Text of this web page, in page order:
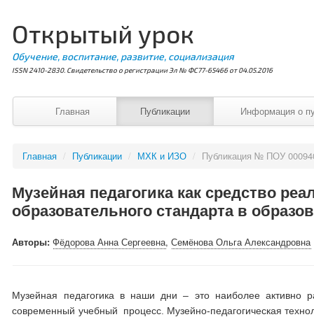
Открытый урок
Обучение, воспитание, развитие, социализация
ISSN 2410-2830. Свидетельство о регистрации Эл № ФС77-65466 от 04.05.2016
Главная Публикации Информация о
Главная / Публикации / МХК и ИЗО / Публикация № ПОУ
Музейная педагогика как средство
образовательного стандарта в
Авторы:Фёдорова Анна Сергеевна,Семёнова Ольга Александровна
Музейная педагогика в наши дни – это наиболее активно
современный учебный процесс. Музейно-педагогическая